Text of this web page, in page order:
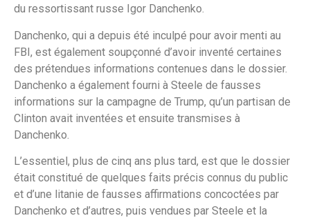
du ressortissant russe Igor Danchenko.
Danchenko, qui a depuis été inculpé pour avoir menti au
FBI, est également soupçonné d’avoir inventé certaines
des prétendues informations contenues dans le dossier.
Danchenko a également fourni à Steele de fausses
informations sur la campagne de Trump, qu’un partisan de
Clinton avait inventées et ensuite transmises à
Danchenko.
L’essentiel, plus de cinq ans plus tard, est que le dossier
était constitué de quelques faits précis connus du public
et d’une litanie de fausses affirmations concoctées par
Danchenko et d’autres, puis vendues par Steele et la